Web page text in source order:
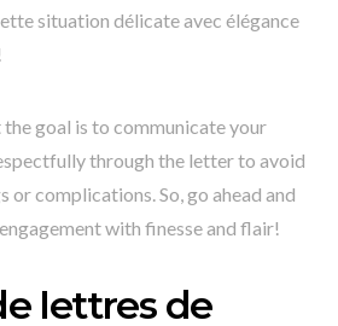
situation délicate avec élégance
goal is to communicate your
through the letter to avoid
or complications. So, go ahead and
with finesse and flair!
lettres de